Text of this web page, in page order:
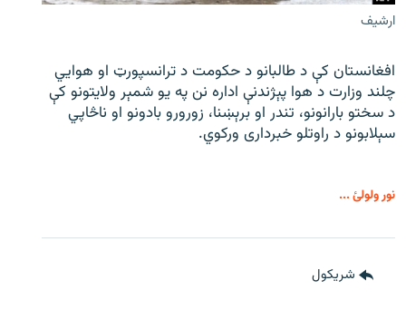
ارشیف
افغانستان کې د طالبانو د حکومت د ترانسپورټ او هوايي
چلند وزارت د هوا پېژندنې اداره نن په یو شمېر ولایتونو کې
د سختو بارانونو، تندر او برېښنا، زورورو بادونو او ناڅاپي
سېلابونو د راوتلو خبرداری ورکوي.
نور ولولئ ...
شريکول